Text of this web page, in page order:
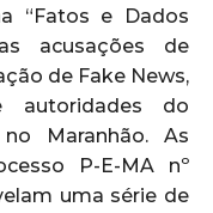
“Fatos e Dados
acusações de
de Fake News,
autoridades do
Maranhão. As
P-E-MA nº
uma série de